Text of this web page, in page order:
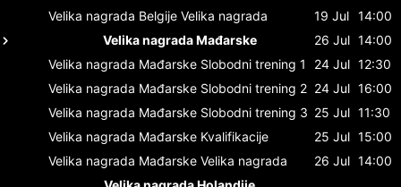
Velika nagrada Belgije Velika nagrada 19 Jul 14:00
Velika nagrada Mađarske
26 Jul 14:00
Velika nagrada Mađarske Slobodni trening 1 24 Jul 12:30
Velika nagrada Mađarske Slobodni trening 2 24 Jul 16:00
Velika nagrada Mađarske Slobodni trening 3 25 Jul 11:30
Velika nagrada Mađarske Kvalifikacije 25 Jul 15:00
Velika nagrada Mađarske Velika nagrada 26 Jul 14:00